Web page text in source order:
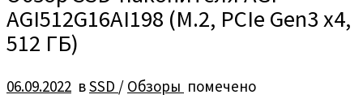
AGI512G16AI198 (M.2, PCIe Gen3 x4,
512 ГБ)
06.09.2022 вSSD / Обзоры помечено